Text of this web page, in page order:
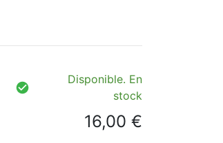
Disponible. En
stock
16,00 €